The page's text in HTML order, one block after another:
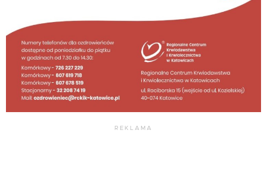
REKLAMA